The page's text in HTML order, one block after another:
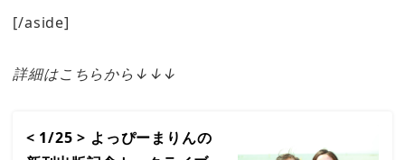
[/aside]
詳細はこちらから↓↓↓
< 1/25 > よっぴーまりんの